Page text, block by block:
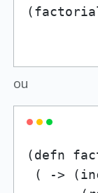
ou
(defn
( ->